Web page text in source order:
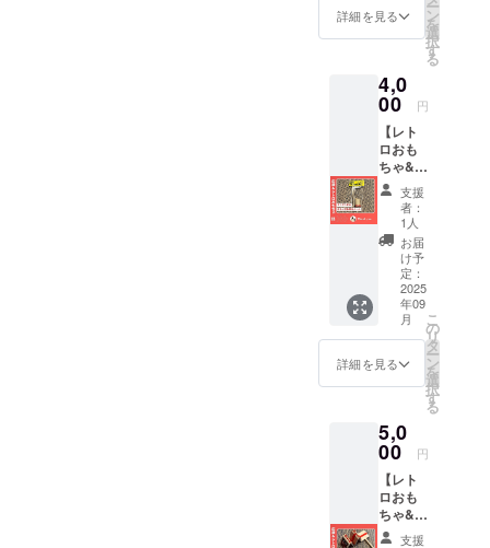
・支援
費は各
自でご
負担く
ださい
（土）
~（約40
場所：
人形の
久月浅
草橋総
本店
（東京
都台東
区柳橋
1-20-
4） ・
夏休み
の浅草
観光や
自由研
究にオ
ススメ♪
・支援
費は各
自でご
負担く
ださい
形の久
月浅草
橋総本
独自新
開発！
の軽く
てかわ
いいピ
カっと
光る漆
喰磨き
だんご
作りに
ご招待
しま
す。 ・
日程：
2025年
8月30日
（土）
~（約40
場所：
人形の
久月浅
草橋総
本店
（東京
都台東
詳細を見る ー
ン
を
選
択
す
る
4,0
00 円
【レト
ロおも
ちゃ&わ
たつむ
応
援！】
回すと
鳴き声
がする
ミンミ
ンぜみ
イベン
トにい
けない
けど応
援した
いう方
向け 昔
なつか
しレト
ロおも
ちゃ＆
お礼＆
支援
者：
1人
お届
け予
定：
2025
年09
月
詳細を見る
こ
の
リ
タ
ー
ン
を
選
択
す
る
5,0
00 円
【レト
ロおも
ちゃ&わ
たつむ
支援